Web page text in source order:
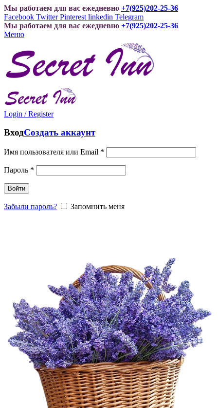
Мы работаем для вас ежедневно +7(925)202-25-36
Facebook Twitter Pinterest linkedin Telegram
Мы работаем для вас ежедневно +7(925)202-25-36
Меню
Login / Register
ВходСоздать аккаунт
Имя пользователя или Email *
Пароль *
Войти
Забыли пароль? Запомнить меня